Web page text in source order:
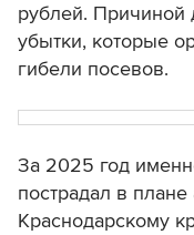
рублей. Причиной
убытки, которые
гибели посевов.
За 2025 год
пострадал в
Краснодарскому